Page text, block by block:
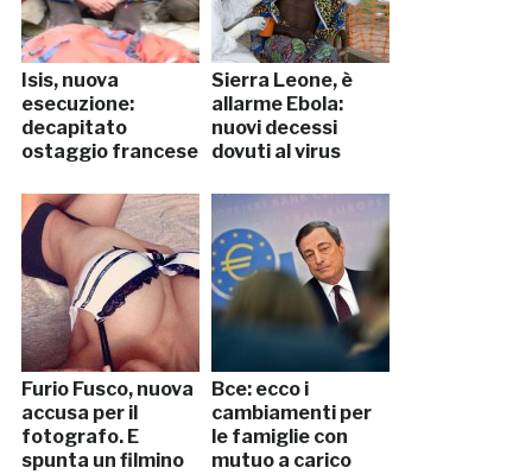
Isis, nuova
esecuzione:
decapitato
ostaggio francese
Sierra Leone, è
allarme Ebola:
nuovi decessi
dovuti al virus
Furio Fusco, nuova
accusa per il
fotografo. E
spunta un filmino
Bce: ecco i
cambiamenti per
le famiglie con
mutuo a carico